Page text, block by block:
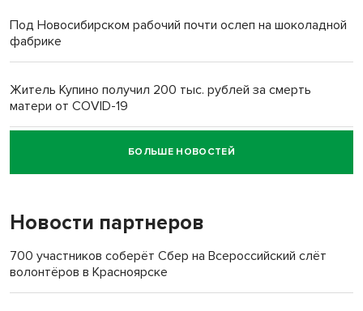
Под Новосибирском рабочий почти ослеп на шоколадной
фабрике
Житель Купино получил 200 тыс. рублей за смерть
матери от COVID-19
Новосибирский суд наказал водителя за смерть
пенсионерки на вокзале
«Мы живём на пастбище!»: в новосибирском селе лошади
терроризируют жителей
Инвалид получил условный срок за избиение врачей
БОЛЬШЕ НОВОСТЕЙ
Новости партнеров
700 участников соберёт Сбер на Всероссийский слёт
волонтёров в Красноярске